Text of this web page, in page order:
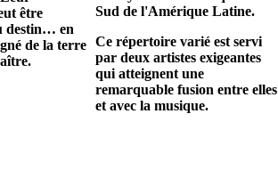
être
destin… en
de la terre
Sud de l'Amérique Latine.
Ce répertoire varié est servi
par deux artistes exigeantes
qui atteignent une
remarquable fusion entre elles
et avec la musique.